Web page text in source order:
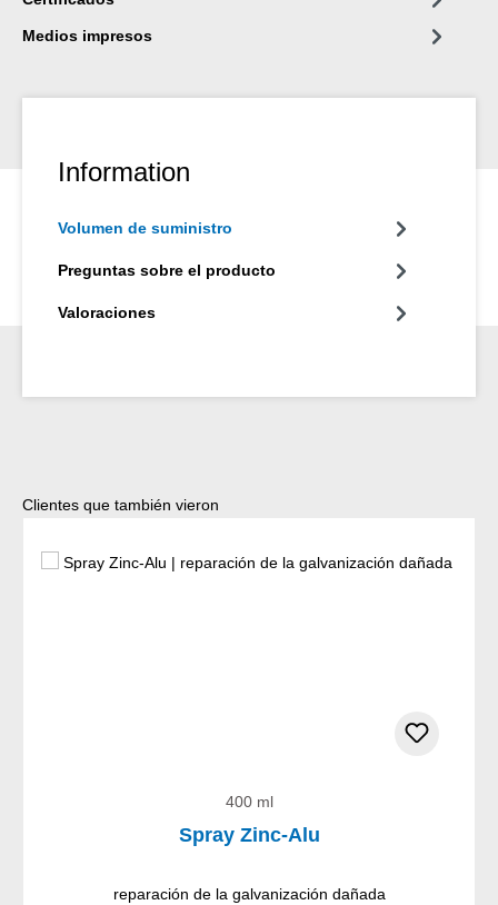
Medios impresos
Information
Volumen de suministro
Preguntas sobre el producto
Valoraciones
Omitir la galería de productos
Clientes que también vieron
400 ml
Spray Zinc-Alu
reparación de la galvanización dañada